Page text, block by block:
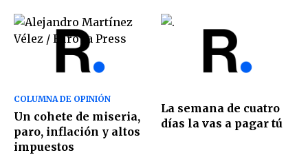
COLUMNA DE OPINIÓN
Un cohete de miseria,
paro, inflación y altos
impuestos
La semana de cuatro
días la vas a pagar tú